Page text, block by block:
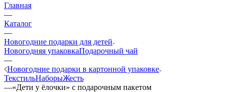
Главная
—
Каталог
—
Новогодние подарки для детей
Новогодняя упаковкаПодарочный чай
—
Новогодние подарки в картонной упаковке
ТекстильНаборыЖесть
—«Дети у ёлочки» с подарочным пакетом